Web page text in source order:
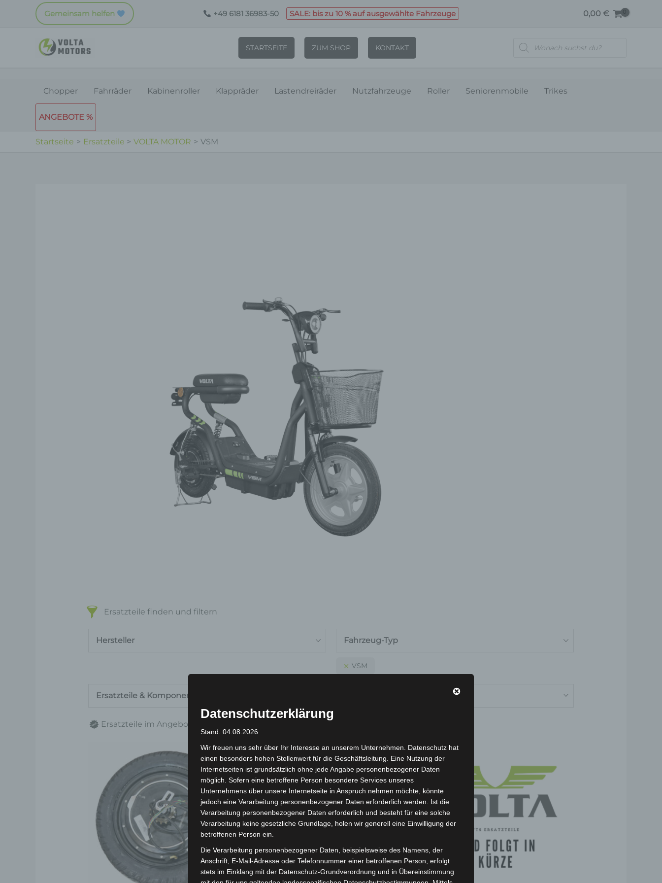
Gemeinsam helfen +49 6181 36983-50 SALE: bis zu 10 % auf ausgewählte Fahrzeuge 0,00 €
STARTSEITE ZUM SHOP KONTAKT
Products
search
Chopper Fahrräder Kabinenroller Klappräder Lastendreiräder Nutzfahrzeuge Roller Seniorenmobile Trikes
ANGEBOTE %
Startseite Ersatzteile VOLTA MOTOR VSM
Ersatzteile finden und filtern
Hersteller Fahrzeug-Typ
VSM
Ersatzteile & Komponenten
Ersatzteile im Angebot
Datenschutzerklärung
Stand: 04.08.2026
Wir freuen uns sehr über Ihr Interesse an unserem Unternehmen. Datenschutz hat
einen besonders hohen Stellenwert für die Geschäftsleitung. Eine Nutzung der
Internetseiten ist grundsätzlich ohne jede Angabe personenbezogener Daten
möglich. Sofern eine betroffene Person besondere Services unseres
Unternehmens über unsere Internetseite in Anspruch nehmen möchte, könnte
jedoch eine Verarbeitung personenbezogener Daten erforderlich werden. Ist die
Verarbeitung personenbezogener Daten erforderlich und besteht für eine solche
Verarbeitung keine gesetzliche Grundlage, holen wir generell eine Einwilligung der
betroffenen Person ein.
Die Verarbeitung personenbezogener Daten, beispielsweise des Namens, der
Anschrift, E-Mail-Adresse oder Telefonnummer einer betroffenen Person, erfolgt
stets im Einklang mit der Datenschutz-Grundverordnung und in Übereinstimmung